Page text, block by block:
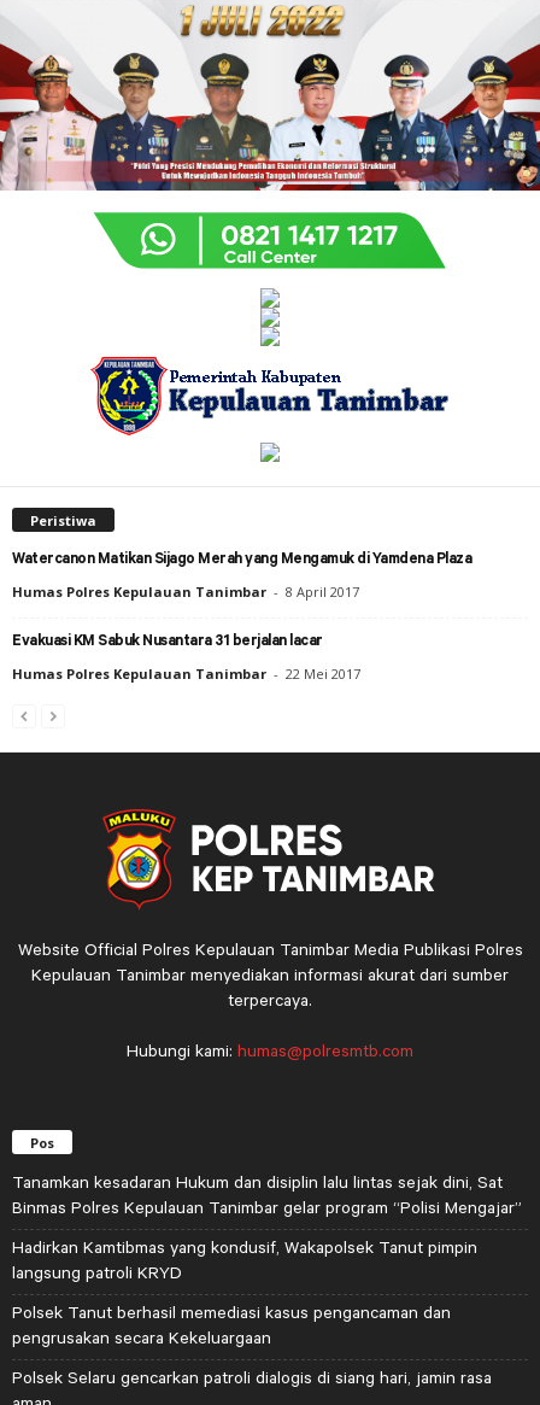
Peristiwa
Watercanon Matikan Sijago Merah yang Mengamuk di Yamdena Plaza
Humas Polres Kepulauan Tanimbar - 8 April 2017
Evakuasi KM Sabuk Nusantara 31 berjalan lacar
Humas Polres Kepulauan Tanimbar - 22 Mei 2017
Website Official Polres Kepulauan Tanimbar Media Publikasi Polres
Kepulauan Tanimbar menyediakan informasi akurat dari sumber
terpercaya.
Hubungi kami: humas@polresmtb.com
Pos
Tanamkan kesadaran Hukum dan disiplin lalu lintas sejak dini, Sat
Binmas Polres Kepulauan Tanimbar gelar program “Polisi Mengajar”
Hadirkan Kamtibmas yang kondusif, Wakapolsek Tanut pimpin
langsung patroli KRYD
Polsek Tanut berhasil memediasi kasus pengancaman dan
pengrusakan secara Kekeluargaan
Polsek Selaru gencarkan patroli dialogis di siang hari, jamin rasa